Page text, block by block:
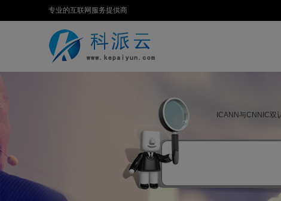
专业的互联网服务提供商
ICANN与CNNIC双